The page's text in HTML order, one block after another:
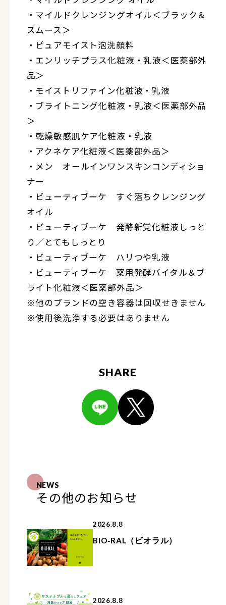
・マイルドクレンジングオイル＜ブラック＆
スムース＞
・ピュアモイスト泡洗顔料
・エンリッチプラス化粧液・乳液＜医薬部外
品＞
・モイストリファイン化粧液・乳液
・ブライトニング化粧液・乳液＜医薬部外品
＞
・乾燥敏感肌ケア化粧液・乳液
・アクネケア化粧液＜医薬部外品＞
・メン オールインワンスキンコンディショ
ナー
・ビューティブーケ すぐ落ちクレンジング
オイル
・ビューティブーケ 発酵新党化粧液しっと
り／とてもしっとり
・ビューティブーケ ハリつや乳液
・ビューティブーケ 薬用発酵バイタル＆ブ
ライト化粧液＜医薬部外品＞
※他のブランドの空き容器は回収せきません
※使用後洗浄する必要はありません
SHARE
NEWS
その他のお知らせ
2026.8.8
BIO‐RAL（ビオラル）
2026.8.8